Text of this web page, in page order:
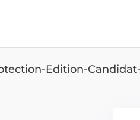
Edition-Candidat-